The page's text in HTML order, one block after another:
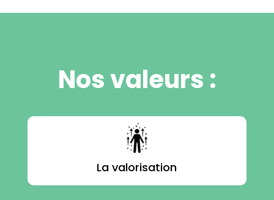
Nos valeurs :
La valorisation